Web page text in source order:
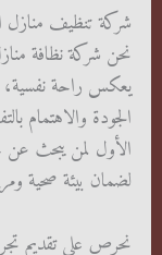
شركة تنظيف
نحن شركة نظافة
يعكس راحة نفسية،
الجودة والاهتمام
الأول لمن يبحث
لضمان بيئة صحية
نحرص على تقديم